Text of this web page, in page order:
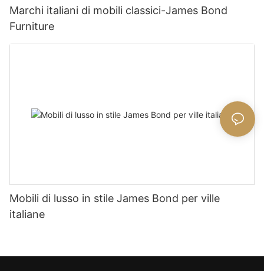
Marchi italiani di mobili classici-James Bond
Furniture
Mobili di lusso in stile James Bond per ville
italiane